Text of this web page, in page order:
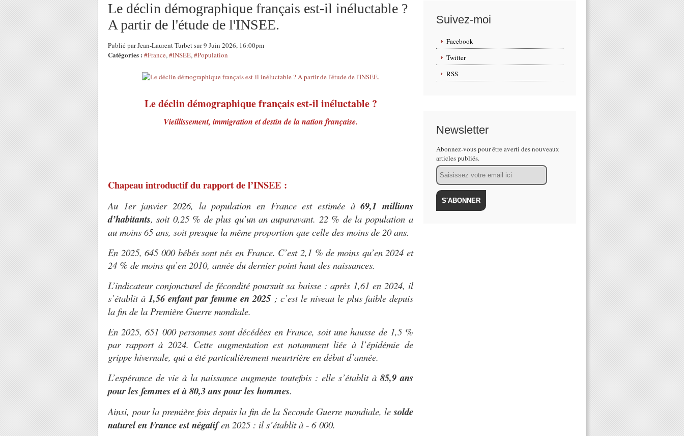
Le déclin démographique français est-il inéluctable ?
A partir de l'étude de l'INSEE.
Publié par Jean-Laurent Turbet sur 9 Juin 2026, 16:00pm
Catégories : #France,#INSEE,#Population
Le déclin démographique français est-il inéluctable ?
Vieillissement, immigration et destin de la nation française.
Chapeau introductif du rapport de l’INSEE :
Au 1er janvier 2026, la population en France est estimée à69,1 millions
d’habitants, soit 0,25 % de plus qu’un an auparavant. 22 % de la population a
au moins 65 ans, soit presque la même proportion que celle des moins de 20 ans.
En 2025, 645 000 bébés sont nés en France. C’est 2,1 % de moins qu’en 2024 et
24 % de moins qu’en 2010, année du dernier point haut des naissances.
L’indicateur conjoncturel de fécondité poursuit sa baisse : après 1,61 en 2024, il
s’établit à1,56 enfant par femme en 2025 ; c’est le niveau le plus faible depuis
la fin de la Première Guerre mondiale.
En 2025, 651 000 personnes sont décédées en France, soit une hausse de 1,5 %
par rapport à 2024. Cette augmentation est notamment liée à l’épidémie de
grippe hivernale, qui a été particulièrement meurtrière en début d’année.
L’espérance de vie à la naissance augmente toutefois : elle s’établit à 85,9 ans
pour les femmes et à 80,3 ans pour les hommes.
Ainsi, pour la première fois depuis la fin de la Seconde Guerre mondiale, lesolde
naturel en France est négatifen 2025 : il s’établit à ‑ 6 000.
Suivez-moi
Facebook
Twitter
RSS
Newsletter
Abonnez-vous pour être averti des nouveaux
articles publiés.
Email